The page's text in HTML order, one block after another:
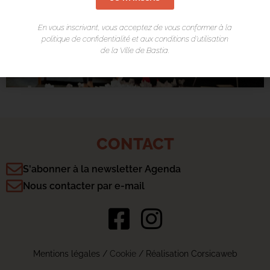
CONTACT
S'abonner à la newsletter Agenda
Nous contacter par e-mail
Mentions légales / Cookie/ Réalisation Corsicaweb
En vous inscrivant, vous acceptez de vous conformer à la
politique de confidentialité et aux conditions d’utilisation
de la Ville de Bastia.